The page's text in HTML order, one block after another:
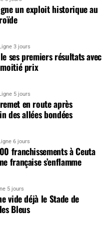
un exploit historique au
3 jours
ses premiers résultats avec
prix
5 jours
en route après
des allées bondées
6 jours
franchissements à Ceuta
française s’enflamme
5 jours
vide déjà le Stade de
Bleus